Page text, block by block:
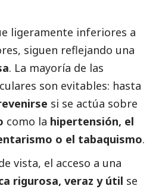
ligeramente inferiores a
siguen reflejando una
. La mayoría de las
son evitables: hasta
si se actúa sobre
como la hipertensión, el
o el tabaquismo.
vista, el acceso a una
rigurosa, veraz y útil se